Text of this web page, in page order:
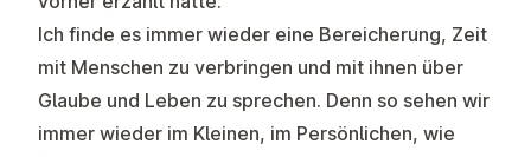
Ich finde es immer wieder eine Bereicherung, Zeit
mit Menschen zu verbringen und mit ihnen über
Glaube und Leben zu sprechen. Denn so sehen wir
immer wieder im Kleinen, im Persönlichen, wie